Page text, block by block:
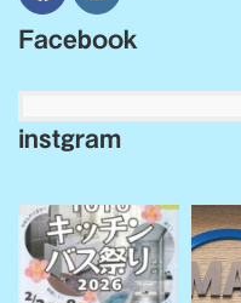
Facebook
instgram